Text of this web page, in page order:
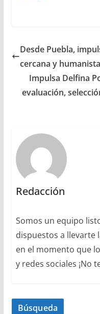
Desde Puebla,
cercana y humanista
Impulsa Delfina
evaluación,
Redacción
Somos un equipo
dispuestos a llevarte
en el momento que
y redes sociales ¡No
Búsqueda